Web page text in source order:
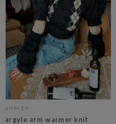
amerge.
argyle arm warmer knit